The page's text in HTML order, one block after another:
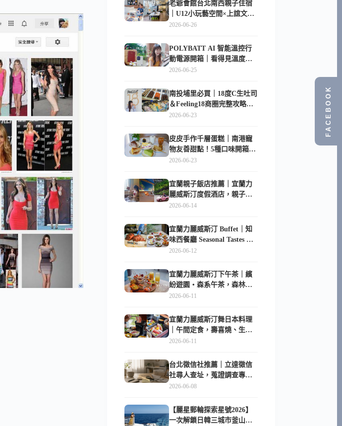
老爺會館台北南西親子住宿
｜U12小玩藝空間×上誼文
化，暑假帶孩子這樣玩
2026-06-26
POLYBATT AI 智能溫控行
動電源開箱｜看得見溫度與
電量，外出更安心的
2026-06-25
南投埔里必買｜18度C生吐司
＆Feeling18商圈完整攻略，
在地人帶路這樣逛
2026-06-23
皮皮手作千層蛋糕｜南港寵
物友善甜點！5種口味開箱，
比Lady M便宜一半的台北隱
2026-06-23
宜蘭親子飯店推薦｜宜蘭力
麗威斯汀度假酒店，親子
房、Buffet、泳池、兒童俱樂
2026-06-14
宜蘭力麗威斯汀 Buffet｜知
味西餐廳 Seasonal Tastes 晚
餐早餐吃什麼？
2026-06-12
宜蘭力麗威斯汀下午茶｜繽
紛遊園・森系午茶，森林系
甜點超好拍
2026-06-11
宜蘭力麗威斯汀舞日本料理
｜午間定食，壽喜燒、生魚
片與日式包廂空間
2026-06-11
台北徵信社推薦｜立達徵信
社尋人查址，蒐證調查專家
陪你找回失聯的家人
2026-06-08
【麗星郵輪探索星號2026】
一次解鎖日韓三城市釜山、
FACEBOOK